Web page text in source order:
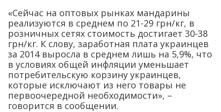
«Сейчас на оптовых рынках мандарины
реализуются в среднем по 21-29 грн/кг, в
розничных сетях стоимость достигает 30-38
грн/кг. К слову, заработная плата украинцев
за 2014 выросла в среднем лишь на 5,9%, что
в условиях общей инфляции уменьшает
потребительскую корзину украинцев,
которые исключают из него товары не
первоочередной необходимости», –
говорится в сообщении.